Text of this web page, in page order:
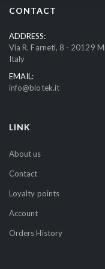
u
r
N
e
w
t
e
r
CONTACT
ADDRESS:
Via R. Farneti, 8 - 20129
Italy
EMAIL:
info@biotek.it
LINK
About us
Contact
Loyalty points
Account
Orders History